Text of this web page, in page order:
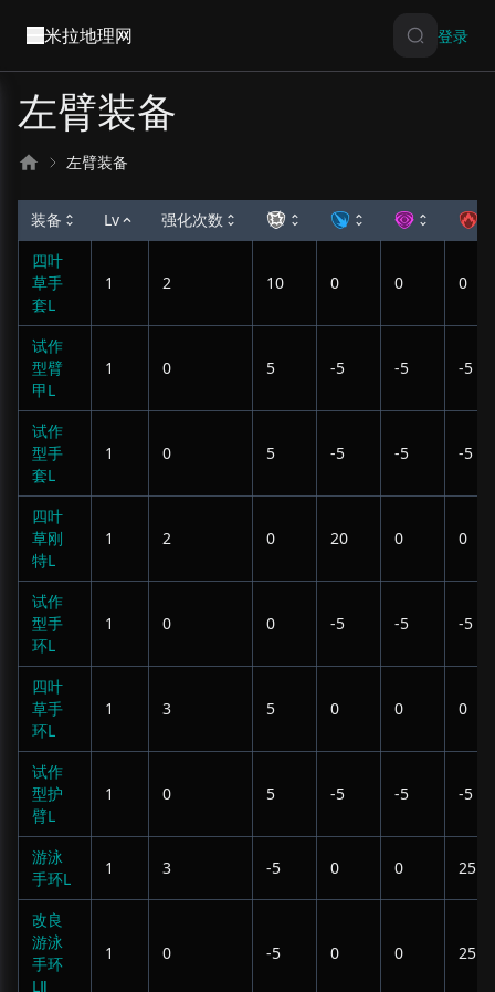
米拉地理网 登录
左臂装备
左臂装备
装备 Lv
强化次数
四叶
草手
套L
1 2 10 0 0 0
试作
型臂
甲L
1 0 5 -5 -5 -5
试作
型手
套L
1 0 5 -5 -5 -5
四叶
草刚
特L
1 2 0 20 0 0
试作
型手
环L
1 0 0 -5 -5 -5
四叶
草手
环L
1 3 5 0 0 0
试作
型护
臂L
1 0 5 -5 -5 -5
游泳
手环L
1 3 -5 0 0 25
改良
游泳
手环
LⅡ
1 0 -5 0 0 25